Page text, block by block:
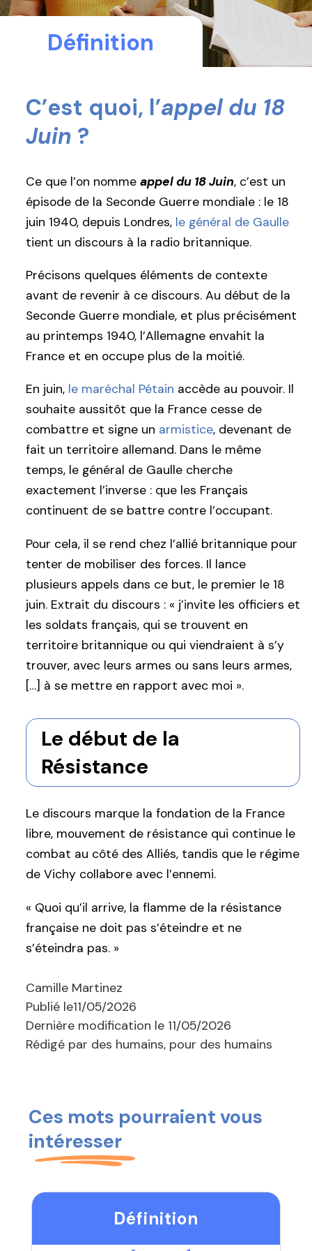
Définition
C’est quoi, l’appel du 18
Juin ?
Ce que l’on nomme appel du 18 Juin, c’est un
épisode de la Seconde Guerre mondiale : le 18
juin 1940, depuis Londres, le général de Gaulle
tient un discours à la radio britannique.
Précisons quelques éléments de contexte
avant de revenir à ce discours. Au début de la
Seconde Guerre mondiale, et plus précisément
au printemps 1940, l’Allemagne envahit la
France et en occupe plus de la moitié.
En juin, le maréchal Pétain accède au pouvoir. Il
souhaite aussitôt que la France cesse de
combattre et signe un armistice, devenant de
fait un territoire allemand. Dans le même
temps, le général de Gaulle cherche
exactement l’inverse : que les Français
continuent de se battre contre l’occupant.
Pour cela, il se rend chez l’allié britannique pour
tenter de mobiliser des forces. Il lance
plusieurs appels dans ce but, le premier le 18
juin. Extrait du discours : « j’invite les officiers et
les soldats français, qui se trouvent en
territoire britannique ou qui viendraient à s’y
trouver, avec leurs armes ou sans leurs armes,
[…] à se mettre en rapport avec moi ».
Le début de la
Résistance
Le discours marque la fondation de la France
libre, mouvement de résistance qui continue le
combat au côté des Alliés, tandis que le régime
de Vichy collabore avec l’ennemi.
« Quoi qu’il arrive, la flamme de la résistance
française ne doit pas s’éteindre et ne
s’éteindra pas. »
Camille Martinez
Publié le11/05/2026
Dernière modification le 11/05/2026
Rédigé par des humains, pour des humains
Ces mots pourraient vous
intéresser
Définition